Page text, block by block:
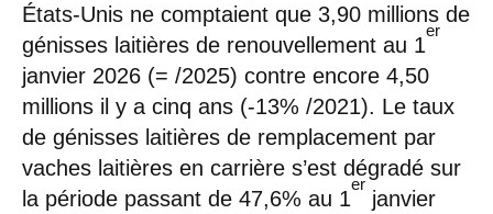
États-Unis ne comptaient que 3,90 millions de
génisses laitières de renouvellement au 1
er
janvier 2026 (= /2025) contre encore 4,50
millions il y a cinq ans (-13% /2021). Le taux
de génisses laitières de remplacement par
vaches laitières en carrière s’est dégradé sur
la période passant de 47,6% au 1
er
janvier